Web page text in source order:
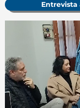
Entrevista